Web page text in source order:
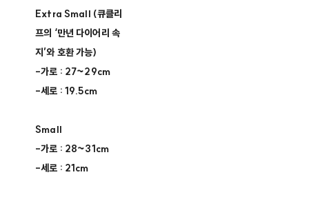
Extra Small (큐클리
프의 ‘만년 다이어리 속
지’와 호환 가능)
-가로 : 27~29cm
-세로 : 19.5cm
Small
-가로 : 28~31cm
-세로 : 21cm